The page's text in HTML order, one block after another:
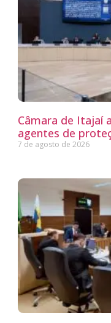
Câmara de Itajaí
agentes de
7 de agosto de 2026